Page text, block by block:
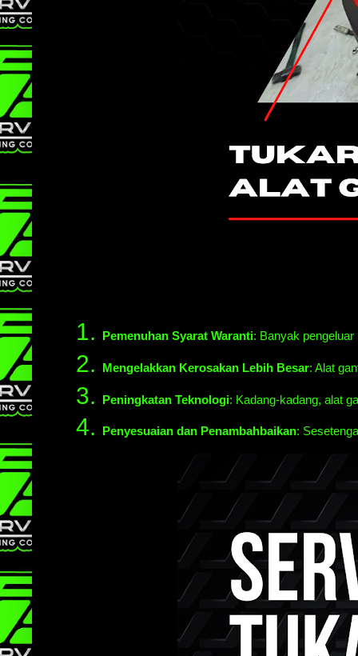
Pemenuhan Syarat Waranti: Banyak
Mengelakkan Kerosakan Lebih Besar: Alat
Peningkatan Teknologi: Kadang-kadang, alat
Penyesuaian dan Penambahbaikan: